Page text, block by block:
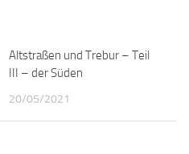
Altstraßen und Trebur – Teil
III – der Süden
20/05/2021